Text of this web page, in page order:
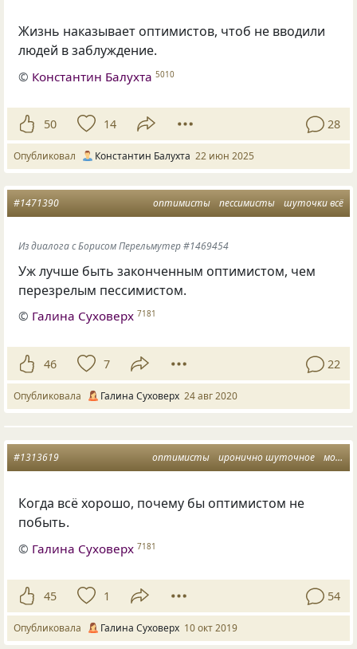
Жизнь наказывает оптимистов, чтоб не вводили
людей в заблуждение.
© Константин Балухта 5010
50 14 28
Опубликовал Константин Балухта 22 июн 2025
оптимисты пессимисты шуточки всё
#1471390
Из диалога с Борисом Перельмутер #1469454
Уж лучше быть законченным оптимистом, чем
перезрелым пессимистом.
© Галина Суховерх 7181
46 7 22
Опубликовала Галина Суховерх 24 авг 2020
оптимисты иронично шуточное моменты счастинки
#1313619
Когда всё хорошо, почему бы оптимистом не
побыть.
© Галина Суховерх 7181
45 1 54
Опубликовала Галина Суховерх 10 окт 2019